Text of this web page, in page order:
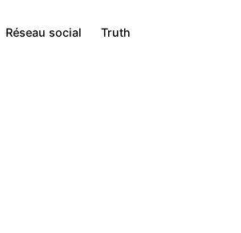
Réseau social Truth